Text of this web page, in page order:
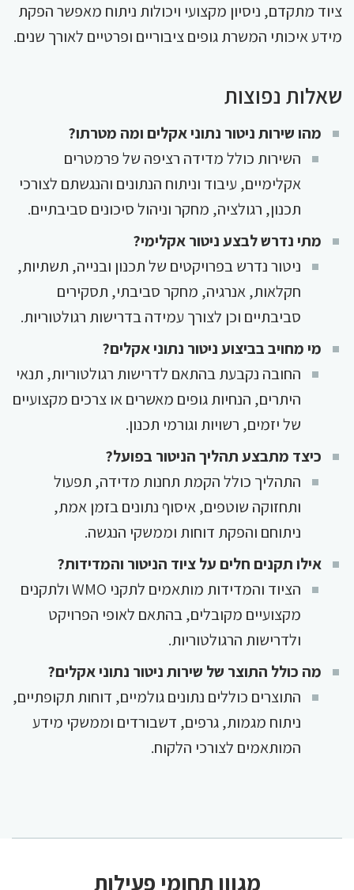
ציוד מתקדם, ניסיון מקצועי ויכולות ניתוח מאפשר הפקת
מידע איכותי המשרת גופים ציבוריים ופרטיים לאורך שנים.
שאלות נפוצות
מהו שירות ניטור נתוני אקלים ומה מטרתו?
השירות כולל מדידה רציפה של פרמטרים
אקלימיים, עיבוד וניתוח הנתונים והנגשתם לצורכי
תכנון, רגולציה, מחקר וניהול סיכונים סביבתיים.
מתי נדרש לבצע ניטור אקלימי?
ניטור נדרש בפרויקטים של תכנון ובנייה, תשתיות,
חקלאות, אנרגיה, מחקר סביבתי, תסקירים
סביבתיים וכן לצורך עמידה בדרישות רגולטוריות.
מי מחויב בביצוע ניטור נתוני אקלים?
החובה נקבעת בהתאם לדרישות רגולטוריות, תנאי
היתרים, הנחיות גופים מאשרים או צרכים מקצועיים
של יזמים, רשויות וגורמי תכנון.
כיצד מתבצע תהליך הניטור בפועל?
התהליך כולל הקמת תחנות מדידה, תפעול
ותחזוקה שוטפים, איסוף נתונים בזמן אמת,
ניתוחם והפקת דוחות וממשקי הנגשה.
אילו תקנים חלים על ציוד הניטור והמדידות?
הציוד והמדידות מותאמים לתקני WMO ולתקנים
מקצועיים מקובלים, בהתאם לאופי הפרויקט
ולדרישות הרגולטוריות.
מה כולל התוצר של שירות ניטור נתוני אקלים?
התוצרים כוללים נתונים גולמיים, דוחות תקופתיים,
ניתוח מגמות, גרפים, דשבורדים וממשקי מידע
המותאמים לצורכי הלקוח.
מגוון תחומי פעילות